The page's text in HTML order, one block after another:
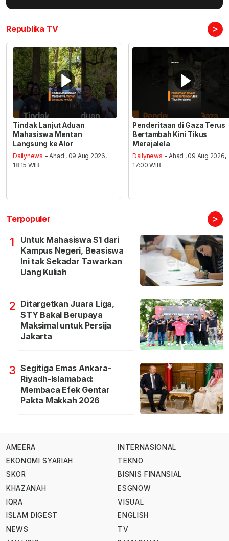
Republika TV >
Tindak Lanjut Aduan
Mahasiswa Mentan
Langsung ke Alor
Dailynews - Ahad , 09 Aug 2026,
18:15 WIB
Penderitaan di Gaza Terus
Bertambah Kini Tikus
Merajalela
Dailynews - Ahad , 09 Aug 2026,
17:00 WIB
Terpopuler >
1
Untuk Mahasiswa S1 dari
Kampus Negeri, Beasiswa
Ini tak Sekadar Tawarkan
Uang Kuliah
2 Ditargetkan Juara Liga,
STY Bakal Berupaya
Maksimal untuk Persija
Jakarta
3 Segitiga Emas Ankara-
Riyadh-Islamabad:
Membaca Efek Gentar
Pakta Makkah 2026
AMEERA
EKONOMI SYARIAH
SKOR
KHAZANAH
IQRA
ISLAM DIGEST
NEWS
INTERNASIONAL
TEKNO
BISNIS FINANSIAL
ESGNOW
VISUAL
ENGLISH
TV